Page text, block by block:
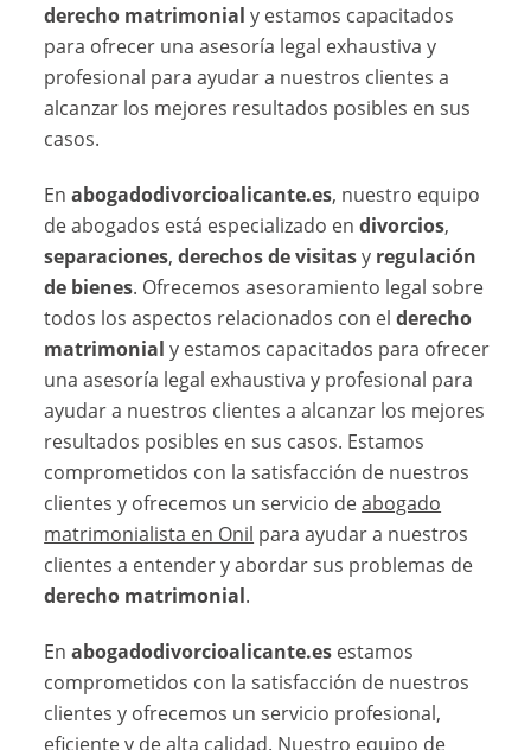
derecho matrimonial y estamos capacitados
para ofrecer una asesoría legal exhaustiva y
profesional para ayudar a nuestros clientes a
alcanzar los mejores resultados posibles en sus
casos.
Enabogadodivorcioalicante.es, nuestro equipo
de abogados está especializado endivorcios,
separaciones,derechos de visitasy regulación
de bienes. Ofrecemos asesoramiento legal sobre
todos los aspectos relacionados con elderecho
matrimonial y estamos capacitados para ofrecer
una asesoría legal exhaustiva y profesional para
ayudar a nuestros clientes a alcanzar los mejores
resultados posibles en sus casos. Estamos
comprometidos con la satisfacción de nuestros
clientes y ofrecemos un servicio deabogado
matrimonialista en Onil para ayudar a nuestros
clientes a entender y abordar sus problemas de
derecho matrimonial.
Enabogadodivorcioalicante.es estamos
comprometidos con la satisfacción de nuestros
clientes y ofrecemos un servicio profesional,
eficiente y de alta calidad. Nuestro equipo de